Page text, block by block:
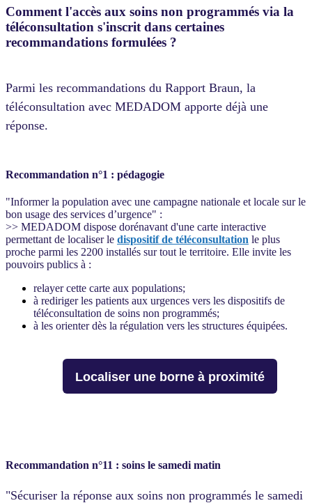
Comment l'accès aux soins non programmés via la
téléconsultation s'inscrit dans certaines
recommandations formulées ?
Parmi les recommandations du Rapport Braun, la
téléconsultation avec MEDADOM apporte déjà une
réponse.
Recommandation n°1 : pédagogie
"Informer la population avec une campagne nationale et locale sur le
bon usage des services d’urgence" :
>> MEDADOM dispose dorénavant d'une carte interactive
permettant de localiser le dispositif de téléconsultation le plus
proche parmi les 2200 installés sur tout le territoire. Elle invite les
pouvoirs publics à :
relayer cette carte aux populations;
à rediriger les patients aux urgences vers les dispositifs de
téléconsultation de soins non programmés;
à les orienter dès la régulation vers les structures équipées.
Localiser une borne à proximité
Recommandation n°11 : soins le samedi matin
"Sécuriser la réponse aux soins non programmés le samedi